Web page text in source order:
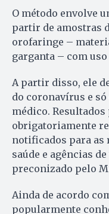
O método envolve
partir de amostras
orofaringe –
garganta – com
A partir disso, ele
do coronavírus e
médico.
obrigatoriamente
notificados para as
saúde e agências
preconizado pelo
Ainda de acordo
popularmente